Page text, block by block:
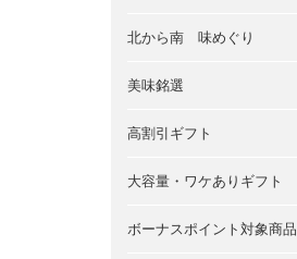
北から南 味めぐり
美味銘選
高割引ギフト
大容量・ワケありギフト
ボーナスポイント対象商品